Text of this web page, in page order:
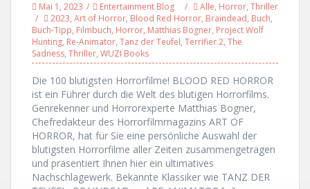
Mai 1, 2023 Entertainment Blog Alle, Horror, Thriller
2023, Art of Horror, Blood Red Horror, Braindead, Buch,
Buch-Tipp, Filmbuch, Horror, Matthias Bogner, Project Wolf
Hunting, Re-Animator, Tanz der Teufel, Terrifier 2, The
Sadness, Thriller, WUZI Books
Die 100 blutigsten Horrorfilme! BLOOD RED HORROR
ist ein Führer durch die Welt des blutigen Horrorfilms.
Genrekenner und Horrorexperte Matthias Bogner,
Chefredakteur des Horrorfilmmagazins ART OF
HORROR, hat für Sie eine persönliche Auswahl der
blutigsten Horrorfilme aller Zeiten zusammengetragen
und präsentiert Ihnen hier ein ultimatives
Nachschlagewerk. Bekannte Klassiker wie TANZ DER